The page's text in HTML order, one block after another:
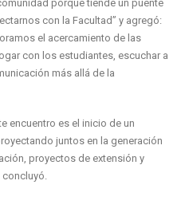
porque tiende un puente
con la Facultad” y agregó:
el acercamiento de las
con los estudiantes, escuchar a
más allá de la
encuentro es el inicio de un
juntos en la generación
proyectos de extensión y